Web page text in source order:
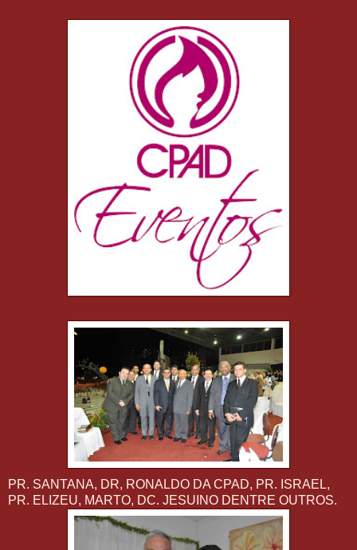
PR. SANTANA, DR, RONALDO DA CPAD, PR. ISRAEL,
PR. ELIZEU, MARTO, DC. JESUINO DENTRE OUTROS.